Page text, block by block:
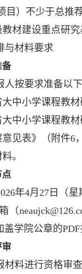
目）不少于总推
材建设重点研
与材料要求
备
按要求准备以下
中小学课程教
中小学课程教
见表》（附件6
。
点
年4月27日（
（
盖学院公章的
审
材料进行资格审